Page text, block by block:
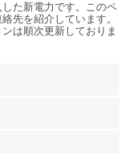
た新電力です。このペ
先を紹介しています。
は順次更新しておりま